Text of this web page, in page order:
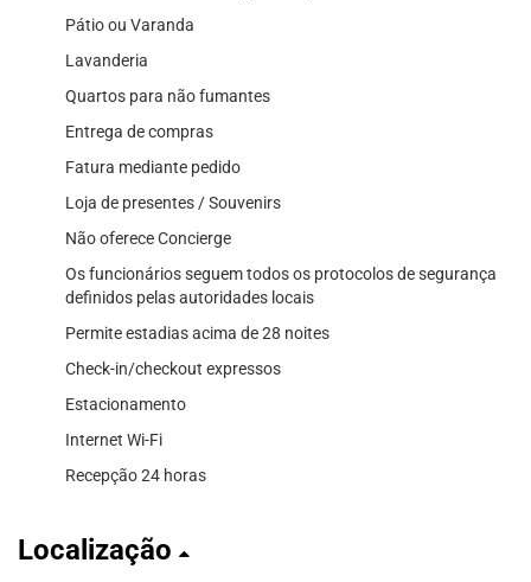
Pátio ou Varanda
Lavanderia
Quartos para não fumantes
Entrega de compras
Fatura mediante pedido
Loja de presentes / Souvenirs
Não oferece Concierge
Os funcionários seguem todos os protocolos de segurança
definidos pelas autoridades locais
Permite estadias acima de 28 noites
Check-in/checkout expressos
Estacionamento
Internet Wi-Fi
Recepção 24 horas
Localização